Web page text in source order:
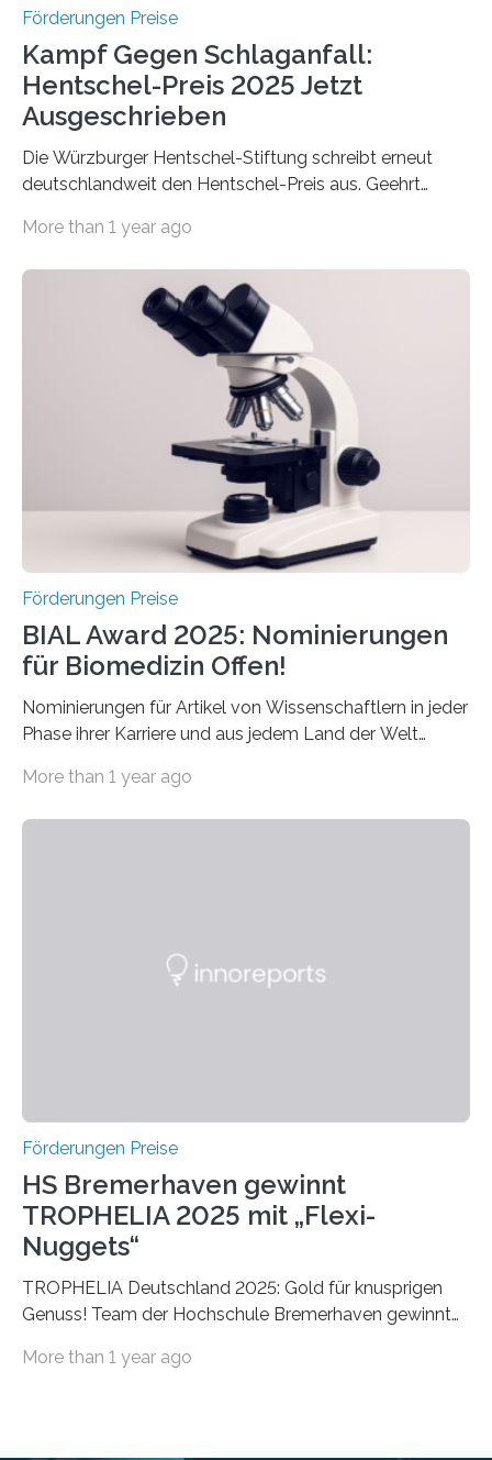
Förderungen Preise
Kampf Gegen Schlaganfall:
Hentschel-Preis 2025 Jetzt
Ausgeschrieben
Die Würzburger Hentschel-Stiftung schreibt erneut
deutschlandweit den Hentschel-Preis aus. Geehrt
hochrangige wissenschaftliche Publikation zum Thema
Schlaganfall“ mit Sitz in Würzburg fördert die
Schlaganfallforschung, um die Behandlung der
Betroffenen zu verbessern. Dazu schreibt sie auch in
diesem Jahr wieder deutschlandweit den Hentschel-
Preis aus. Er richtet sich gezielt an jüngere
Forscherinnen und Forscher unter 40 Jahren. Geehrt
werden soll eine herausragende Doktorarbeit oder eine
hochrangige wissenschaftliche Publikation zum Thema
More than 1 year ago
Förderungen Preise
BIAL Award 2025: Nominierungen
für Biomedizin Offen!
Nominierungen für Artikel von Wissenschaftlern in jeder
Phase ihrer Karriere und aus jedem Land der Welt
Leben gerufen, um die bemerkenswertesten
Foundation, des BIAL Award in Biomedicine ist in
More than 1 year ago
Förderungen Preise
HS Bremerhaven gewinnt
TROPHELIA 2025 mit „Flexi-
Nuggets“
TROPHELIA Deutschland 2025: Gold für knusprigen
Genuss! Team der Hochschule Bremerhaven gewinnt
ECOTROPHELIAMit der Produktidee “Flexi-Nuggets”
More than 1 year ago